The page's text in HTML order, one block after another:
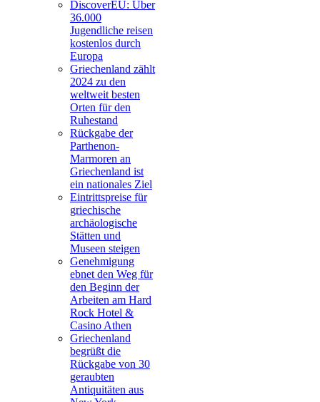
DiscoverEU: Über
36.000
Jugendliche reisen
kostenlos durch
Europa
Griechenland zählt
2024 zu den
weltweit besten
Orten für den
Ruhestand
Rückgabe der
Parthenon-
Marmoren an
Griechenland ist
ein nationales Ziel
Eintrittspreise für
griechische
archäologische
Stätten und
Museen steigen
Genehmigung
ebnet den Weg für
den Beginn der
Arbeiten am Hard
Rock Hotel &
Casino Athen
Griechenland
begrüßt die
Rückgabe von 30
geraubten
Antiquitäten aus